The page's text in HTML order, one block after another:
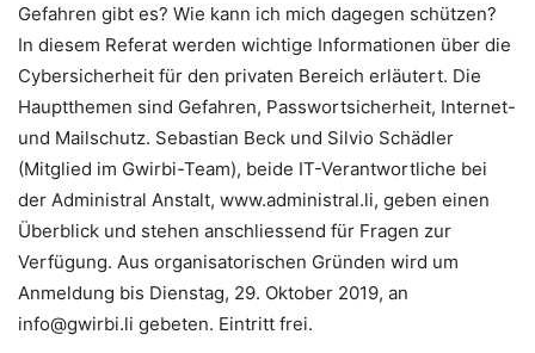
Gefahren gibt es? Wie kann ich mich dagegen schützen?
In diesem Referat werden wichtige Informationen über die
Cybersicherheit für den privaten Bereich erläutert. Die
Hauptthemen sind Gefahren, Passwortsicherheit, Internet-
und Mailschutz. Sebastian Beck und Silvio Schädler
(Mitglied im Gwirbi-Team), beide IT-Verantwortliche bei
der Administral Anstalt, www.administral.li, geben einen
Überblick und stehen anschliessend für Fragen zur
Verfügung. Aus organisatorischen Gründen wird um
Anmeldung bis Dienstag, 29. Oktober 2019, an
info@gwirbi.li gebeten. Eintritt frei.